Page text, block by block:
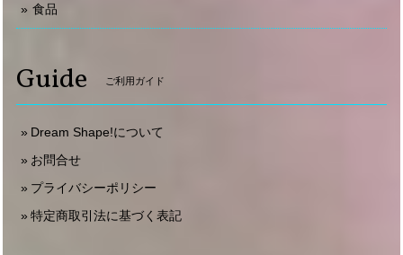
食品
Guide ご利用ガイド
Dream Shape!について
お問合せ
プライバシーポリシー
特定商取引法に基づく表記